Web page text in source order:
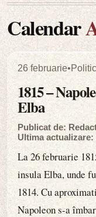
Calendar
26 februarie•
1815 –
Elba
Publicat de:
Ultima actualizare:
La 26 februarie
insula Elba, unde
1814. Cu
Napoleon s-a